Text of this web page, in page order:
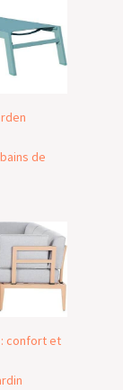
de
: confort et